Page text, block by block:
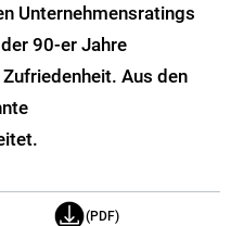
Unternehmensratings
90-er Jahre
Aus den
(PDF)